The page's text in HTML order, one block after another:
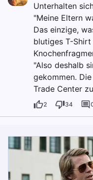
Unterhalten
"Meine Eltern
Das einzige,
blutiges T-
"Also deshalb
gekommen.
Trade Center
2 34